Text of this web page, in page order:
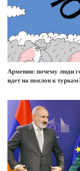
Армения: почему люди
идет на поклон к